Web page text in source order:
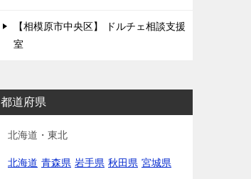
【相模原市中央区】 ドルチェ相談支援
室
都道府県
北海道・東北
北海道 青森県 岩手県 秋田県 宮城県